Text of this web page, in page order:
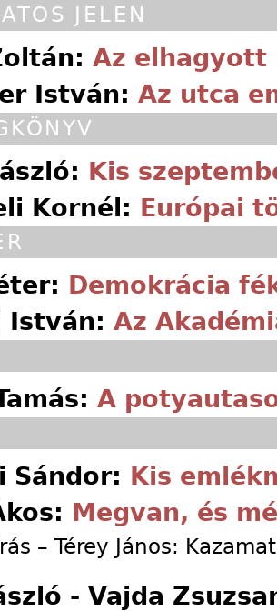
JELEN
Az elhagyott
István: Az utca
Kis
Kornél: Európai
Demokrácia
István: Az
A
Sándor: Kis
Megvan, és
– Térey János:
- Vajda